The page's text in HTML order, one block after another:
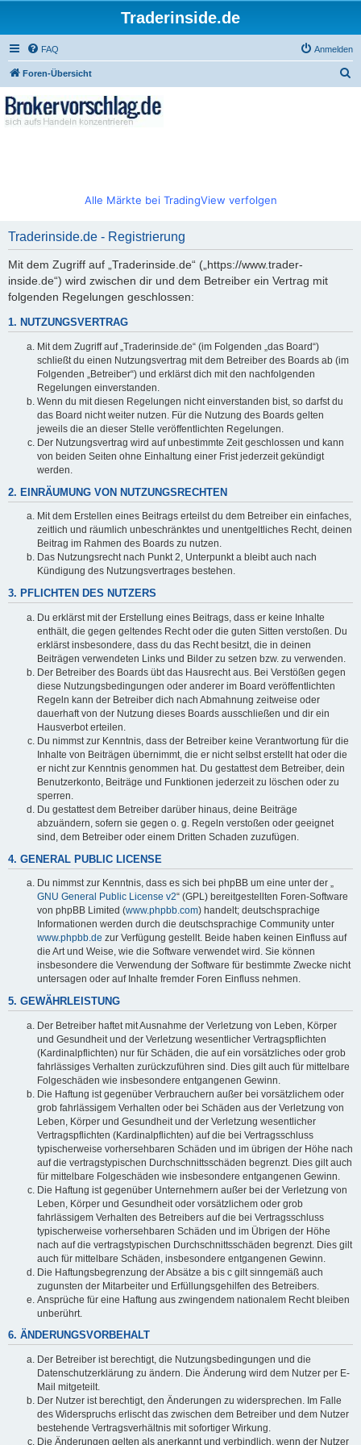
Traderinside.de
FAQ Anmelden
Foren-Übersicht
Alle Märkte bei TradingView verfolgen
Traderinside.de - Registrierung
Mit dem Zugriff auf „Traderinside.de“ („https://www.trader-
inside.de“) wird zwischen dir und dem Betreiber ein Vertrag mit
folgenden Regelungen geschlossen:
1. NUTZUNGSVERTRAG
Mit dem Zugriff auf „Traderinside.de“ (im Folgenden „das Board“)
schließt du einen Nutzungsvertrag mit dem Betreiber des Boards ab (im
Folgenden „Betreiber“) und erklärst dich mit den nachfolgenden
Regelungen einverstanden.
Wenn du mit diesen Regelungen nicht einverstanden bist, so darfst du
das Board nicht weiter nutzen. Für die Nutzung des Boards gelten
jeweils die an dieser Stelle veröffentlichten Regelungen.
Der Nutzungsvertrag wird auf unbestimmte Zeit geschlossen und kann
von beiden Seiten ohne Einhaltung einer Frist jederzeit gekündigt
werden.
2. EINRÄUMUNG VON NUTZUNGSRECHTEN
Mit dem Erstellen eines Beitrags erteilst du dem Betreiber ein einfaches,
zeitlich und räumlich unbeschränktes und unentgeltliches Recht, deinen
Beitrag im Rahmen des Boards zu nutzen.
Das Nutzungsrecht nach Punkt 2, Unterpunkt a bleibt auch nach
Kündigung des Nutzungsvertrages bestehen.
3. PFLICHTEN DES NUTZERS
Du erklärst mit der Erstellung eines Beitrags, dass er keine Inhalte
enthält, die gegen geltendes Recht oder die guten Sitten verstoßen. Du
erklärst insbesondere, dass du das Recht besitzt, die in deinen
Beiträgen verwendeten Links und Bilder zu setzen bzw. zu verwenden.
Der Betreiber des Boards übt das Hausrecht aus. Bei Verstößen gegen
diese Nutzungsbedingungen oder anderer im Board veröffentlichten
Regeln kann der Betreiber dich nach Abmahnung zeitweise oder
dauerhaft von der Nutzung dieses Boards ausschließen und dir ein
Hausverbot erteilen.
Du nimmst zur Kenntnis, dass der Betreiber keine Verantwortung für die
Inhalte von Beiträgen übernimmt, die er nicht selbst erstellt hat oder die
er nicht zur Kenntnis genommen hat. Du gestattest dem Betreiber, dein
Benutzerkonto, Beiträge und Funktionen jederzeit zu löschen oder zu
sperren.
Du gestattest dem Betreiber darüber hinaus, deine Beiträge
abzuändern, sofern sie gegen o. g. Regeln verstoßen oder geeignet
sind, dem Betreiber oder einem Dritten Schaden zuzufügen.
4. GENERAL PUBLIC LICENSE
Du nimmst zur Kenntnis, dass es sich bei phpBB um eine unter der „
GNU General Public License v2“ (GPL) bereitgestellten Foren-Software
von phpBB Limited (www.phpbb.com) handelt; deutschsprachige
Informationen werden durch die deutschsprachige Community unter
www.phpbb.de zur Verfügung gestellt. Beide haben keinen Einfluss auf
die Art und Weise, wie die Software verwendet wird. Sie können
insbesondere die Verwendung der Software für bestimmte Zwecke nicht
untersagen oder auf Inhalte fremder Foren Einfluss nehmen.
5. GEWÄHRLEISTUNG
Der Betreiber haftet mit Ausnahme der Verletzung von Leben, Körper
und Gesundheit und der Verletzung wesentlicher Vertragspflichten
(Kardinalpflichten) nur für Schäden, die auf ein vorsätzliches oder grob
fahrlässiges Verhalten zurückzuführen sind. Dies gilt auch für mittelbare
Folgeschäden wie insbesondere entgangenen Gewinn.
Die Haftung ist gegenüber Verbrauchern außer bei vorsätzlichem oder
grob fahrlässigem Verhalten oder bei Schäden aus der Verletzung von
Leben, Körper und Gesundheit und der Verletzung wesentlicher
Vertragspflichten (Kardinalpflichten) auf die bei Vertragsschluss
typischerweise vorhersehbaren Schäden und im übrigen der Höhe nach
auf die vertragstypischen Durchschnittsschäden begrenzt. Dies gilt auch
für mittelbare Folgeschäden wie insbesondere entgangenen Gewinn.
Die Haftung ist gegenüber Unternehmern außer bei der Verletzung von
Leben, Körper und Gesundheit oder vorsätzlichem oder grob
fahrlässigem Verhalten des Betreibers auf die bei Vertragsschluss
typischerweise vorhersehbaren Schäden und im Übrigen der Höhe
nach auf die vertragstypischen Durchschnittsschäden begrenzt. Dies gilt
auch für mittelbare Schäden, insbesondere entgangenen Gewinn.
Die Haftungsbegrenzung der Absätze a bis c gilt sinngemäß auch
zugunsten der Mitarbeiter und Erfüllungsgehilfen des Betreibers.
Ansprüche für eine Haftung aus zwingendem nationalem Recht bleiben
unberührt.
6. ÄNDERUNGSVORBEHALT
Der Betreiber ist berechtigt, die Nutzungsbedingungen und die
Datenschutzerklärung zu ändern. Die Änderung wird dem Nutzer per E-
Mail mitgeteilt.
Der Nutzer ist berechtigt, den Änderungen zu widersprechen. Im Falle
des Widerspruchs erlischt das zwischen dem Betreiber und dem Nutzer
bestehende Vertragsverhältnis mit sofortiger Wirkung.
Die Änderungen gelten als anerkannt und verbindlich, wenn der Nutzer